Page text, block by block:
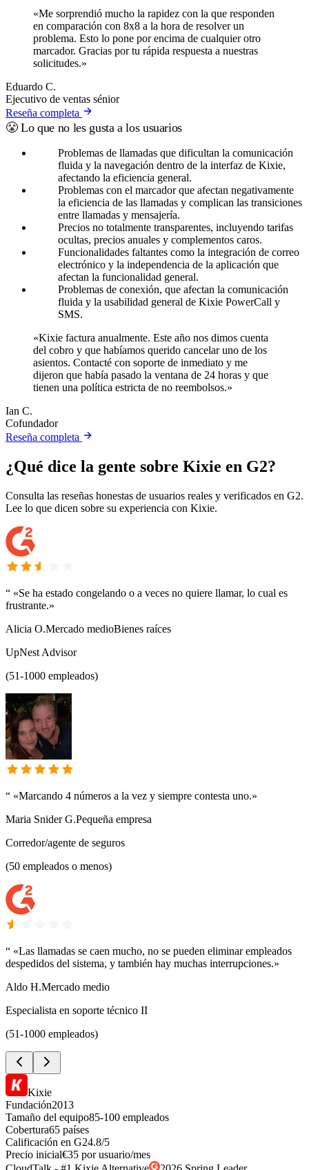
«Me sorprendió mucho la rapidez con la que responden
en comparación con 8x8 a la hora de resolver un
problema. Esto lo pone por encima de cualquier otro
marcador. Gracias por tu rápida respuesta a nuestras
solicitudes.»
Eduardo C.
Ejecutivo de ventas sénior
Reseña completa
😤 Lo que no les gusta a los usuarios
Problemas de llamadas que dificultan la comunicación
fluida y la navegación dentro de la interfaz de Kixie,
afectando la eficiencia general.
Problemas con el marcador que afectan negativamente
la eficiencia de las llamadas y complican las transiciones
entre llamadas y mensajería.
Precios no totalmente transparentes, incluyendo tarifas
ocultas, precios anuales y complementos caros.
Funcionalidades faltantes como la integración de correo
electrónico y la independencia de la aplicación que
afectan la funcionalidad general.
Problemas de conexión, que afectan la comunicación
fluida y la usabilidad general de Kixie PowerCall y
SMS.
«Kixie factura anualmente. Este año nos dimos cuenta
del cobro y que habíamos querido cancelar uno de los
asientos. Contacté con soporte de inmediato y me
dijeron que había pasado la ventana de 24 horas y que
tienen una política estricta de no reembolsos.»
Ian C.
Cofundador
Reseña completa
¿Qué dice la gente sobre Kixie en G2?
Consulta las reseñas honestas de usuarios reales y verificados en G2.
Lee lo que dicen sobre su experiencia con Kixie.
“ «Se ha estado congelando o a veces no quiere llamar, lo cual es
frustrante.»
Alicia O.Mercado medioBienes raíces
UpNest Advisor
(51-1000 empleados)
“ «Marcando 4 números a la vez y siempre contesta uno.»
Maria Snider G.Pequeña empresa
Corredor/agente de seguros
(50 empleados o menos)
“ «Las llamadas se caen mucho, no se pueden eliminar empleados
despedidos del sistema, y también hay muchas interrupciones.»
Aldo H.Mercado medio
Especialista en soporte técnico II
(51-1000 empleados)
Kixie
Fundación2013
Tamaño del equipo85-100 empleados
Cobertura65 países
Calificación en G24.8/5
Precio inicial€35 por usuario/mes